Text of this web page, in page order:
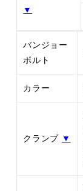
▼
バンジョー
ボルト
カラー
クランプ ▼